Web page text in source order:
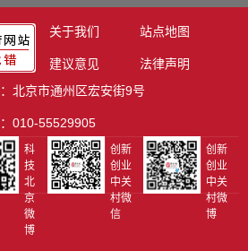
关于我们 站点地图
建议意见
法律声明
北京市通州区宏安街9号
010-55529905
科
技
北
京
微
博
创新
创业
中关
村微
信
创新
创业
中关
村微
博